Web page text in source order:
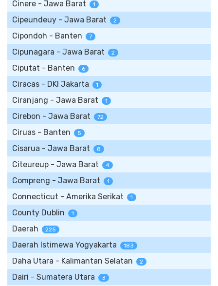
Cinere - Jawa Barat 1
Cipeundeuy - Jawa Barat 2
Cipondoh - Banten 7
Cipunagara - Jawa Barat 2
Ciputat - Banten 6
Ciracas - DKI Jakarta 1
Ciranjang - Jawa Barat 1
Cirebon - Jawa Barat 72
Ciruas - Banten 5
Cisarua - Jawa Barat 8
Citeureup - Jawa Barat 4
Compreng - Jawa Barat 1
Connecticut - Amerika Serikat 1
County Dublin 1
Daerah 225
Daerah Istimewa Yogyakarta 183
Daha Utara - Kalimantan Selatan 2
Dairi - Sumatera Utara 3